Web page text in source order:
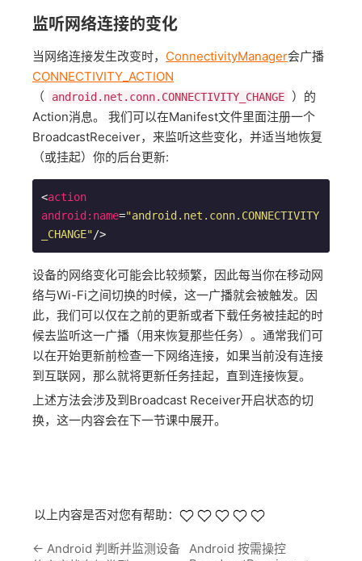
监听网络连接的变化
当网络连接发生改变时， ConnectivityManager会广播
CONNECTIVITY_ACTION
（
android.net.conn.CONNECTIVITY_CHANGE
）的
Action消息。 我们可以在Manifest文件里面注册一个
BroadcastReceiver，来监听这些变化，并适当地恢复
（或挂起）你的后台更新:
<action
android:name="android.net.conn.CONNECTIVITY
_CHANGE"/>
设备的网络变化可能会比较频繁，因此每当你在移动网
络与Wi-Fi之间切换的时候，这一广播就会被触发。因
此，我们可以仅在之前的更新或者下载任务被挂起的时
候去监听这一广播（用来恢复那些任务）。通常我们可
以在开始更新前检查一下网络连接，如果当前没有连接
到互联网，那么就将更新任务挂起，直到连接恢复。
上述方法会涉及到Broadcast Receiver开启状态的切
换，这一内容会在下一节课中展开。
以上内容是否对您有帮助：
← Android 判断并监测设备 Android 按需操控